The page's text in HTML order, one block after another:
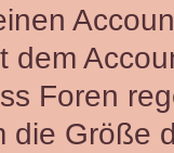
dem
Foren
die Größe